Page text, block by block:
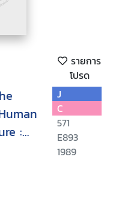
รายการ
โปรด
:
J
C
571
E893
1989